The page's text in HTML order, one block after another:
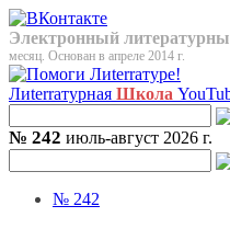
Электронный
месяц. Основан в апреле 2014 г.
Лиterraтурная Школа
№ 242 июль-август 2026 г.
№ 242